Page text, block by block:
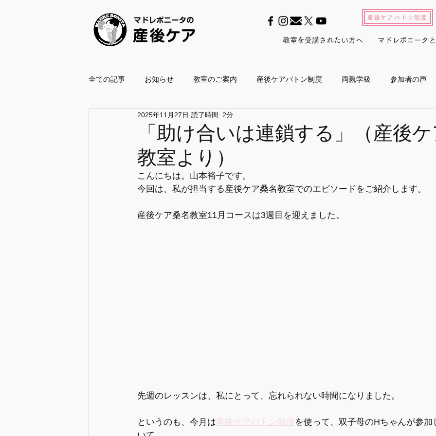
教室を受講されたい方へ マドレボニータ
産後ケアバトン制度
全ての記事 お知らせ 教室のご案内 産後ケアバトン制度 両親学級 参加者の声
養成スクール2021 養成スクール2022
ボールエクササイズ指導士 産後白書
企業・自治体協働 復職支援プログラム メディア 東京マラソン ボランティア活
「助け合いは連鎖する」（産後
教室より）
2025年11月27日 読了時間: 2分
こんにちは。山本裕子です。
今回は、私が担当する産後ケア桑名教室でのエピソードをご紹介します。
産後ケア桑名教室11月コースは3週目を迎えました。
先週のレッスンは、私にとって、忘れられない時間になりました。
というのも、今月は産後ケアバトン制度 を使って、双子母のHちゃんが参加